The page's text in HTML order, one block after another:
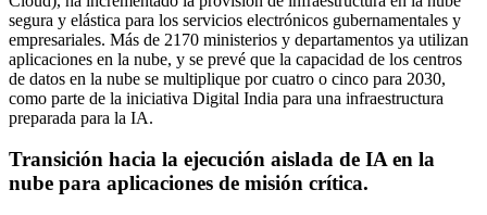
segura y elástica para los servicios electrónicos gubernamentales y
empresariales. Más de 2170 ministerios y departamentos ya utilizan
aplicaciones en la nube, y se prevé que la capacidad de los centros
de datos en la nube se multiplique por cuatro o cinco para 2030,
como parte de la iniciativa Digital India para una infraestructura
preparada para la IA.
Transición hacia la ejecución aislada de IA en la
nube para aplicaciones de misión crítica.